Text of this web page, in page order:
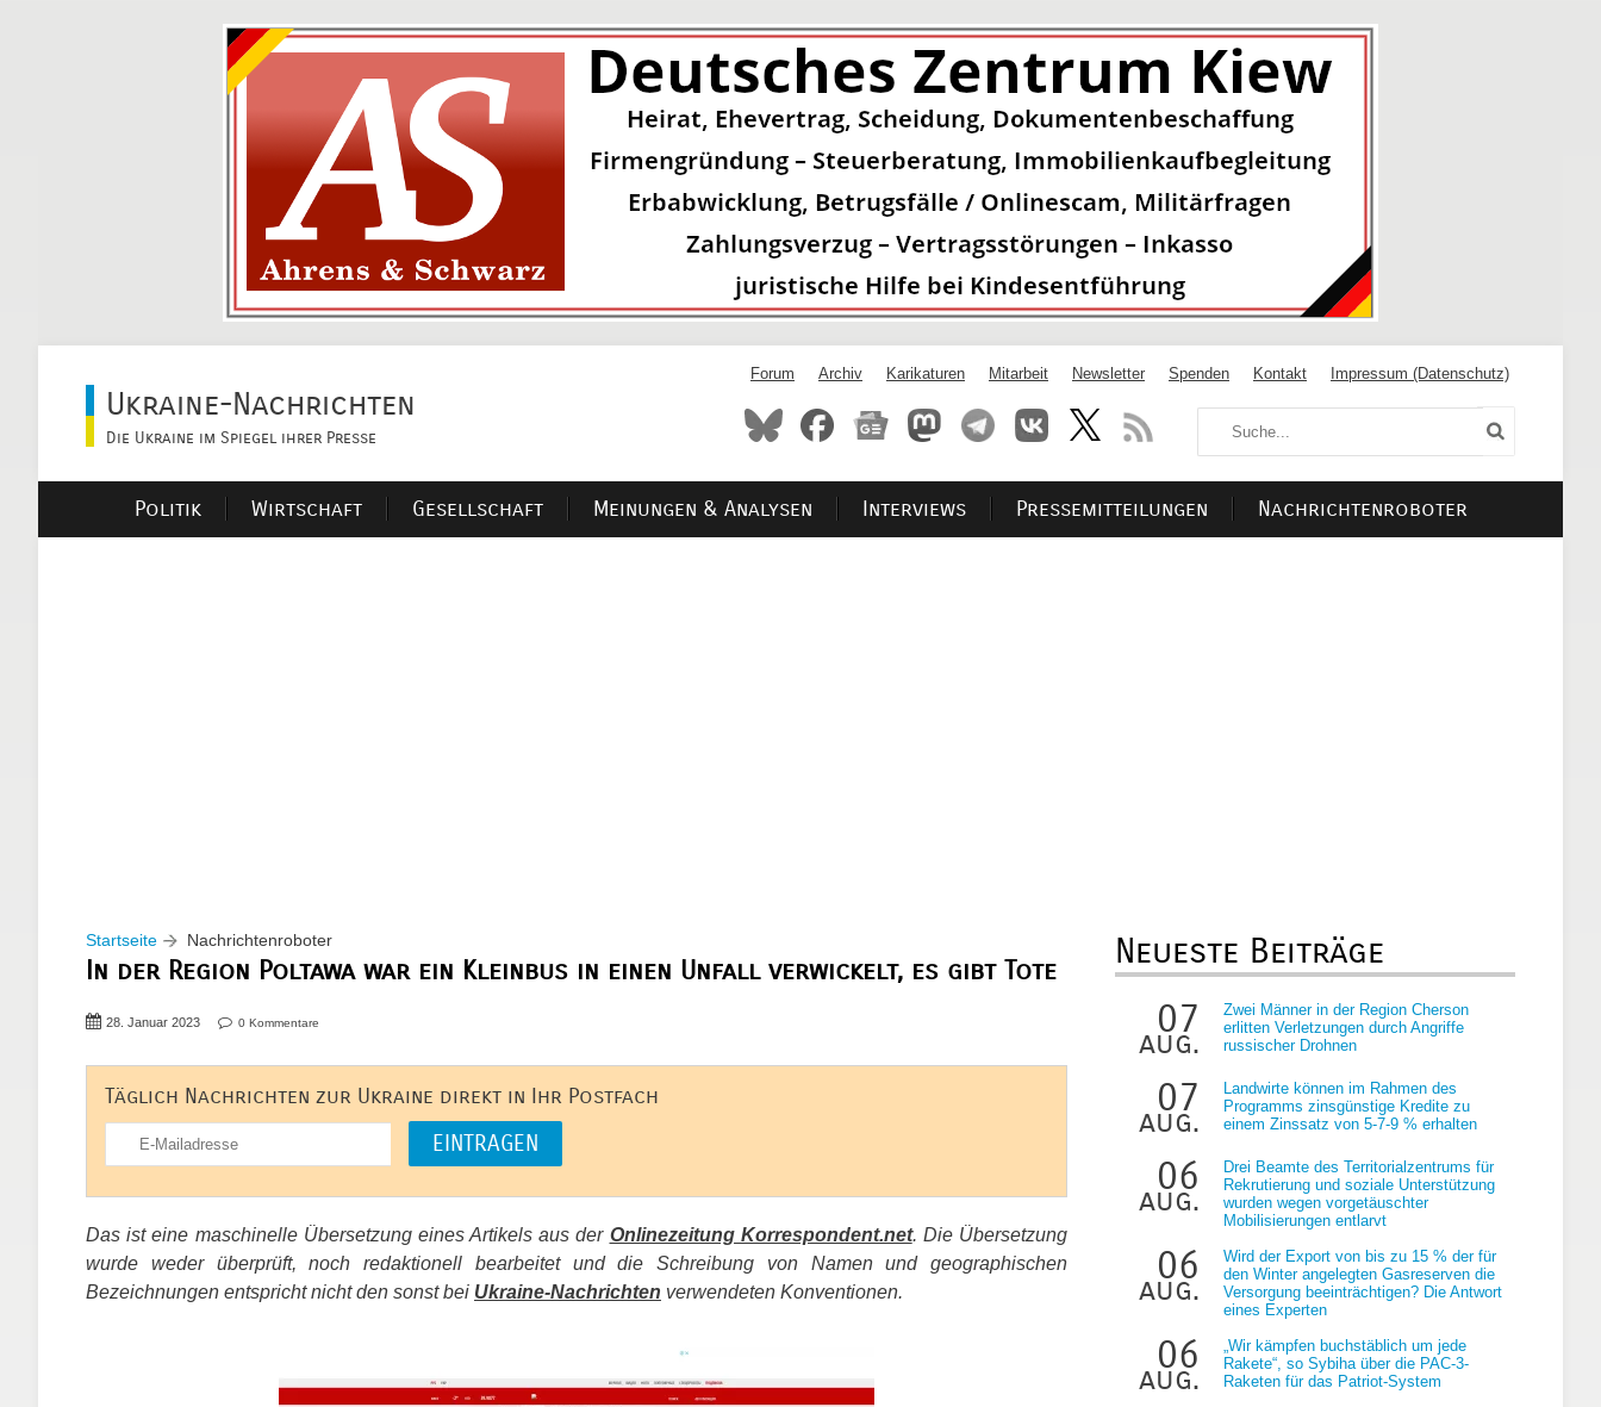
Ukraine-Nachrichten
Die Ukraine im Spiegel ihrer Presse
Forum Archiv Karikaturen Mitarbeit Newsletter Spenden Kontakt Impressum (Datenschutz)
Politik Wirtschaft Gesellschaft Meinungen & Analysen Interviews Pressemitteilungen Nachrichtenroboter
Startseite Nachrichtenroboter
In der Region Poltawa war ein Kleinbus in einen Unfall verwickelt, es gibt Tote
28. Januar 2023 0 Kommentare
Täglich Nachrichten zur Ukraine direkt in Ihr Postfach
Das ist eine maschinelle Übersetzung eines Artikels aus der Onlinezeitung Korrespondent.net. Die Übersetzung
wurde weder überprüft, noch redaktionell bearbeitet und die Schreibung von Namen und geographischen
Bezeichnungen entspricht nicht den sonst bei Ukraine-Nachrichten verwendeten Konventionen.
Neueste Beiträge
07
aug.
Zwei Männer in der Region Cherson
erlitten Verletzungen durch Angriffe
russischer Drohnen
07
aug.
Landwirte können im Rahmen des
Programms zinsgünstige Kredite zu
einem Zinssatz von 5-7-9 % erhalten
06
aug.
Drei Beamte des Territorialzentrums für
Rekrutierung und soziale Unterstützung
wurden wegen vorgetäuschter
Mobilisierungen entlarvt
06
aug.
Wird der Export von bis zu 15 % der für
den Winter angelegten Gasreserven die
Versorgung beeinträchtigen? Die Antwort
eines Experten
06
aug.
„Wir kämpfen buchstäblich um jede
Rakete“, so Sybiha über die PAC-3-
Raketen für das Patriot-System